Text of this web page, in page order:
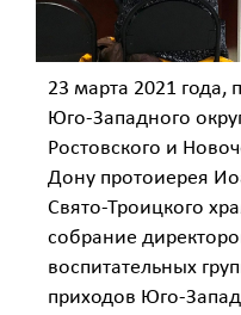
23 марта 2021 года,
Юго-Западного
Ростовского и
Дону протоиерея
Свято-Троицкого
собрание
воспитательных
приходов Юго-